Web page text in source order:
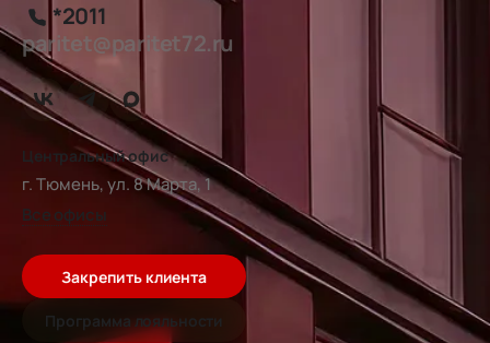
*2011
paritet@paritet72.ru
Центральный офис
г. Тюмень, ул. 8 Марта, 1
Все офисы
Закрепить клиента
Программа лояльности